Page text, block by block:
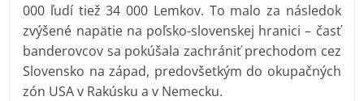
000 ľudí tiež 34 000 Lemkov. To malo za následok
zvýšené napätie na poľsko-slovenskej hranici – časť
banderovcov sa pokúšala zachrániť prechodom cez
Slovensko na západ, predovšetkým do okupačných
zón USA v Rakúsku a v Nemecku.